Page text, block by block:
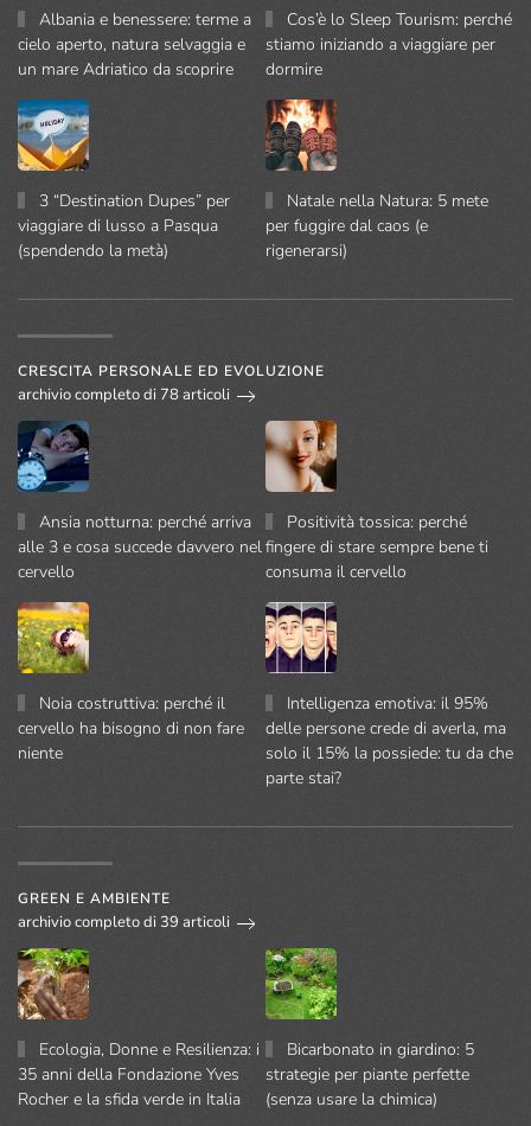
Albania e benessere: terme a
cielo aperto, natura selvaggia e
un mare Adriatico da scoprire
Cos’è lo Sleep Tourism: perché
stiamo iniziando a viaggiare per
dormire
3 “Destination Dupes” per
viaggiare di lusso a Pasqua
(spendendo la metà)
Natale nella Natura: 5 mete
per fuggire dal caos (e
rigenerarsi)
CRESCITA PERSONALE ED EVOLUZIONE
archivio completo di 78 articoli
Ansia notturna: perché arriva
alle 3 e cosa succede davvero nel
cervello
Positività tossica: perché
fingere di stare sempre bene ti
consuma il cervello
Noia costruttiva: perché il
cervello ha bisogno di non fare
niente
Intelligenza emotiva: il 95%
delle persone crede di averla, ma
solo il 15% la possiede: tu da che
parte stai?
GREEN E AMBIENTE
archivio completo di 39 articoli
Ecologia, Donne e Resilienza: i
35 anni della Fondazione Yves
Rocher e la sfida verde in Italia
Bicarbonato in giardino: 5
strategie per piante perfette
(senza usare la chimica)